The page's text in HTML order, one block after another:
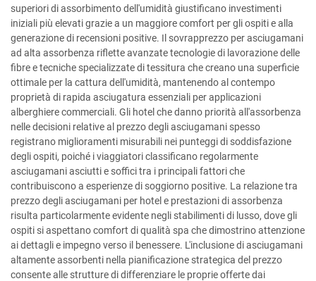
superiori di assorbimento dell'umidità giustificano investimenti
iniziali più elevati grazie a un maggiore comfort per gli ospiti e alla
generazione di recensioni positive. Il sovrapprezzo per asciugamani
ad alta assorbenza riflette avanzate tecnologie di lavorazione delle
fibre e tecniche specializzate di tessitura che creano una superficie
ottimale per la cattura dell'umidità, mantenendo al contempo
proprietà di rapida asciugatura essenziali per applicazioni
alberghiere commerciali. Gli hotel che danno priorità all'assorbenza
nelle decisioni relative al prezzo degli asciugamani spesso
registrano miglioramenti misurabili nei punteggi di soddisfazione
degli ospiti, poiché i viaggiatori classificano regolarmente
asciugamani asciutti e soffici tra i principali fattori che
contribuiscono a esperienze di soggiorno positive. La relazione tra
prezzo degli asciugamani per hotel e prestazioni di assorbenza
risulta particolarmente evidente negli stabilimenti di lusso, dove gli
ospiti si aspettano comfort di qualità spa che dimostrino attenzione
ai dettagli e impegno verso il benessere. L'inclusione di asciugamani
altamente assorbenti nella pianificazione strategica del prezzo
consente alle strutture di differenziare le proprie offerte dai